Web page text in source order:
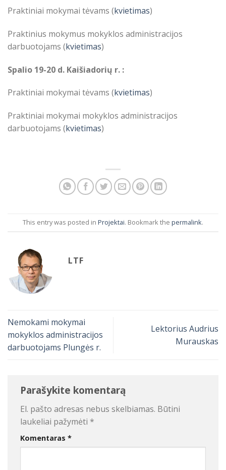
Praktiniai mokymai tėvams (kvietimas)
Praktinius mokymus mokyklos administracijos
darbuotojams (kvietimas)
Spalio 19-20 d. Kaišiadorių r. :
Praktiniai mokymai tėvams (kvietimas)
Praktiniai mokymai mokyklos administracijos
darbuotojams (kvietimas)
This entry was posted in Projektai. Bookmark the permalink.
LTF
Nemokami mokymai
mokyklos administracijos
darbuotojams Plungės r.
Lektorius Audrius
Murauskas
Parašykite komentarą
El. pašto adresas nebus skelbiamas. Būtini
laukeliai pažymėti *
Komentaras *